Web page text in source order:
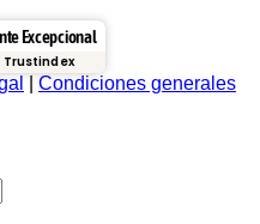
Excepcional
Trustindex
Condiciones generales